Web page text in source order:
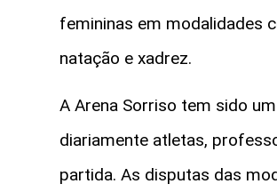
femininas em modalidades
natação e xadrez.
A Arena Sorriso tem sido
diariamente atletas,
partida. As disputas das